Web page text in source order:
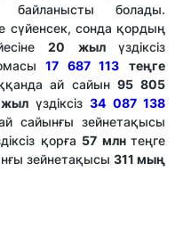
болады.
сүйенсек, сонда қордың
20 жылүздіксіз
17 687 113
теңге
ай сайын95 805
үздіксіз34 087 138
сайынғы зейнетақысы
қорға 57 млн теңге
зейнетақысы 311 мың